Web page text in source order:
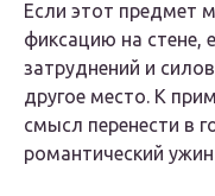
Если этот предмет
фиксацию на стене,
затруднений и
другое место. К
смысл перенести в
романтический ужин